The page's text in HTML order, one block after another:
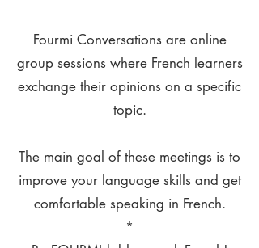
Fourmi Conversations are online
group sessions where French learners
exchange their opinions on a specific
topic.
The main goal of these meetings is to
improve your language skills and get
comfortable speaking in French.
*